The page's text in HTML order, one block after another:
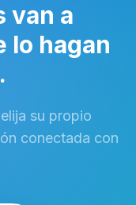
van a
lo hagan
su propio
conectada con